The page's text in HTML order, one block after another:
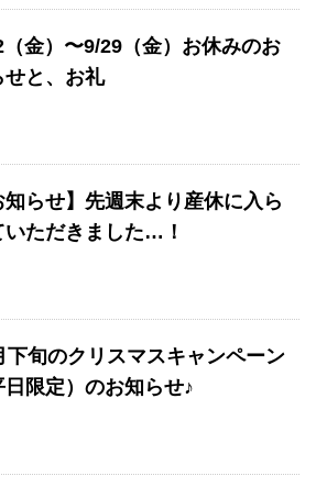
（金）〜9/29（金）お休みのお
せと、お礼
知らせ】先週末より産休に入ら
いただきました…！
下旬のクリスマスキャンペーン
日限定）のお知らせ♪